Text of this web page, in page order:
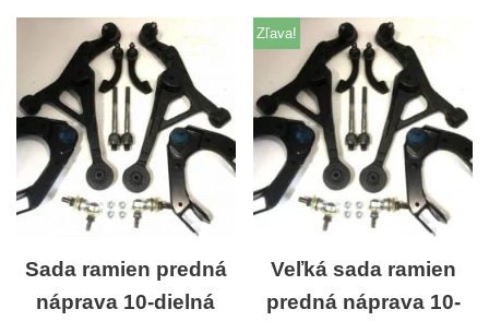
Sada ramien predná
náprava 10-dielná
Zľava!
Veľká sada ramien
predná náprava 10-